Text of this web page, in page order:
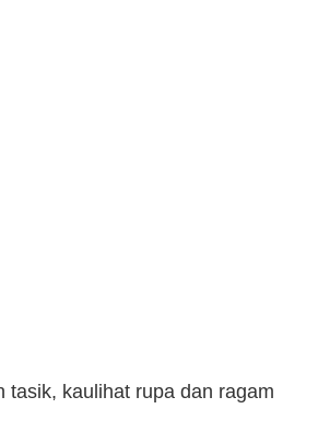
tasik, kaulihat rupa dan ragam